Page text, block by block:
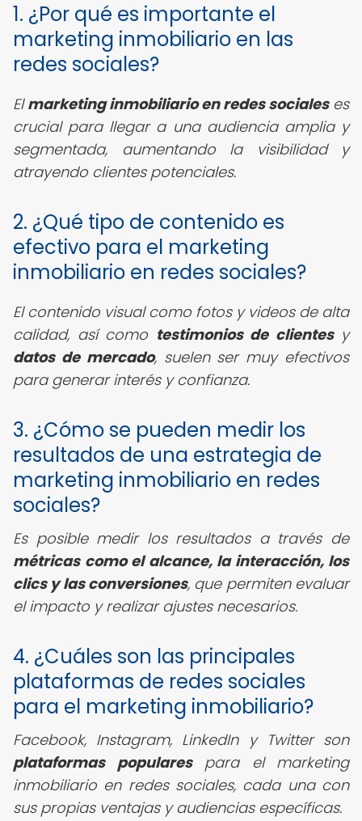
1. ¿Por qué es importante el
marketing inmobiliario en las
redes sociales?
Elmarketing inmobiliario en redes socialeses
crucial para llegar a una audiencia amplia y
segmentada, aumentando la visibilidad y
atrayendo clientes potenciales.
2. ¿Qué tipo de contenido es
efectivo para el marketing
inmobiliario en redes sociales?
El contenido visual como fotos y videos de alta
calidad, así como testimonios de clientesy
datos de mercado, suelen ser muy efectivos
para generar interés y confianza.
3. ¿Cómo se pueden medir los
resultados de una estrategia de
marketing inmobiliario en redes
sociales?
Es posible medir los resultados a través de
métricas como el alcance, la interacción, los
clics y las conversiones, que permiten evaluar
el impacto y realizar ajustes necesarios.
4. ¿Cuáles son las principales
plataformas de redes sociales
para el marketing inmobiliario?
Facebook, Instagram, LinkedIn y Twitter son
plataformas popularespara el marketing
inmobiliario en redes sociales, cada una con
sus propias ventajas y audiencias específicas.